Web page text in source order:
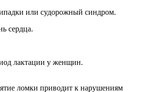
или судорожный синдром.
сердца.
лактации у женщин.
ломки приводит к нарушениям